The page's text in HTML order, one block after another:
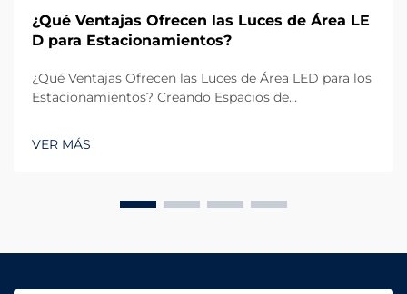
¿Qué Ventajas Ofrecen las Luces de Área LE
D para Estacionamientos?
¿Qué Ventajas Ofrecen las Luces de Área LED para los
Estacionamientos? Creando Espacios de
estacionamientos modernos requieren sistemas de
iluminación que ofrezcan eficiencia y confiabilidad.
VER MÁS